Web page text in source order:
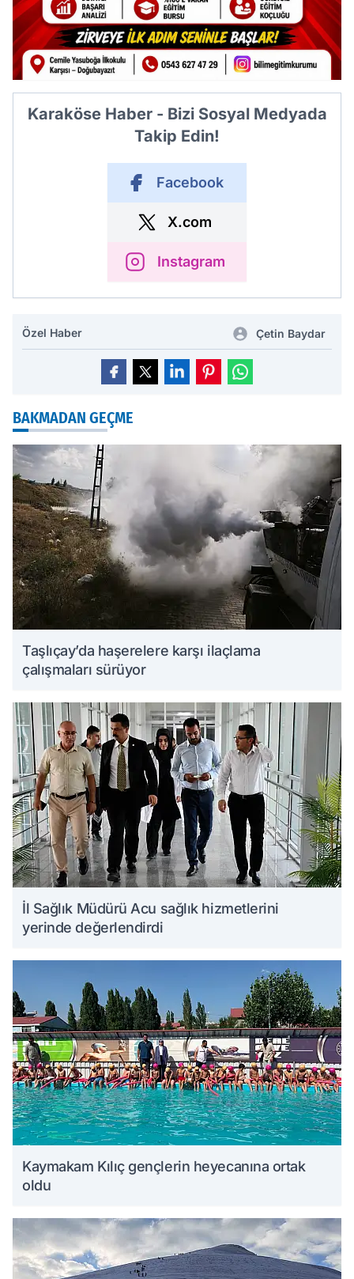
Karaköse Haber - Bizi Sosyal Medyada
Takip Edin!
Facebook
X.com
Instagram
Özel Haber Çetin Baydar
BAKMADAN GEÇME
Taşlıçay’da haşerelere karşı ilaçlama
çalışmaları sürüyor
İl Sağlık Müdürü Acu sağlık hizmetlerini
yerinde değerlendirdi
Kaymakam Kılıç gençlerin heyecanına ortak
oldu